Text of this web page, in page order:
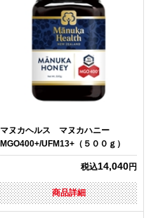
マヌカヘルス マヌカハニー
MGO400+/UFM13+（５００ｇ）
税込14,040円
商品詳細